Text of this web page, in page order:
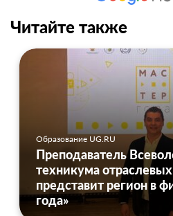
Читайте также
Образование UG.RU
Преподаватель
техникума
представит регион в
года»